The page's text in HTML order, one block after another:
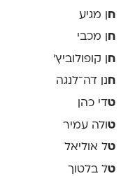
ח
ן מגיע
ח ן מכבי
ח
ן קופולוביץ'
חנן דה־לנגה
טדי כהן
טולה עמיר
טל אוליאל
טל בלטוך